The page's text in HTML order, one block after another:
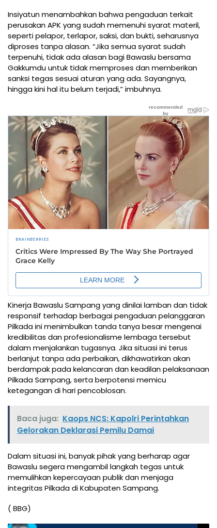
Insiyatun menambahkan bahwa pengaduan terkait
perusakan APK yang sudah memenuhi syarat materil,
seperti pelapor, terlapor, saksi, dan bukti, seharusnya
diproses tanpa alasan. “Jika semua syarat sudah
terpenuhi, tidak ada alasan bagi Bawaslu bersama
Gakkumdu untuk tidak memproses dan memberikan
sanksi tegas sesuai aturan yang ada. Sayangnya,
hingga kini hal itu belum terjadi,” imbuhnya.
Kinerja Bawaslu Sampang yang dinilai lamban dan tidak
responsif terhadap berbagai pengaduan pelanggaran
Pilkada ini menimbulkan tanda tanya besar mengenai
kredibilitas dan profesionalisme lembaga tersebut
dalam menjalankan tugasnya. Jika situasi ini terus
berlanjut tanpa ada perbaikan, dikhawatirkan akan
berdampak pada kelancaran dan keadilan pelaksanaan
Pilkada Sampang, serta berpotensi memicu
ketegangan di hari pencoblosan.
Baca juga: Kaops NCS: Kapolri Perintahkan
Gelorakan Deklarasi Pemilu Damai
Dalam situasi ini, banyak pihak yang berharap agar
Bawaslu segera mengambil langkah tegas untuk
memulihkan kepercayaan publik dan menjaga
integritas Pilkada di Kabupaten Sampang.
( BBG)